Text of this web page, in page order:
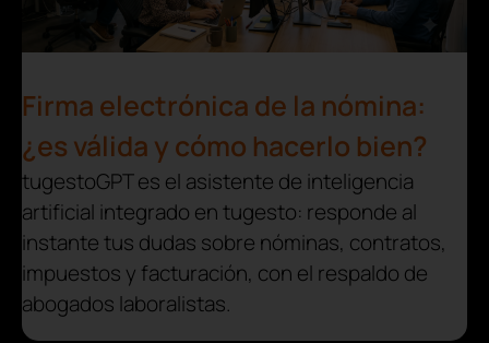
Firma electrónica de la nómina:
¿es válida y cómo hacerlo bien?
tugestoGPT es el asistente de inteligencia
artificial integrado en tugesto: responde al
instante tus dudas sobre nóminas, contratos,
impuestos y facturación, con el respaldo de
abogados laboralistas.